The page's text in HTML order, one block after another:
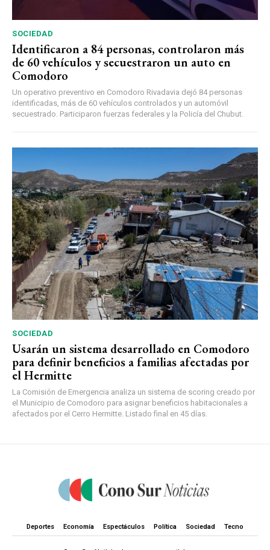
SOCIEDAD
Identificaron a 84 personas, controlaron más
de 60 vehículos y secuestraron un auto en
Comodoro
Un operativo preventivo en Comodoro Rivadavia dejó 84 personas
identificadas, más de 60 vehículos controlados y un automóvil
secuestrado. Participaron fuerzas federales y la Policía del Chubut.
SOCIEDAD
Usarán un sistema desarrollado en Comodoro
para definir beneficios a familias afectadas por
el Hermitte
La Comisión de Emergencia analiza un sistema de scoring creado por
el Municipio de Comodoro para asignar beneficios habitacionales a
afectados por el Cerro Hermitte. Listado final en 45 días.
Deportes Economía Espectáculos Política Sociedad Tecno